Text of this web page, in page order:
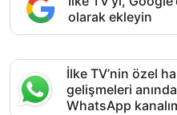
olarak ekleyin
İlke TV’nin özel
gelişmeleri
WhatsApp